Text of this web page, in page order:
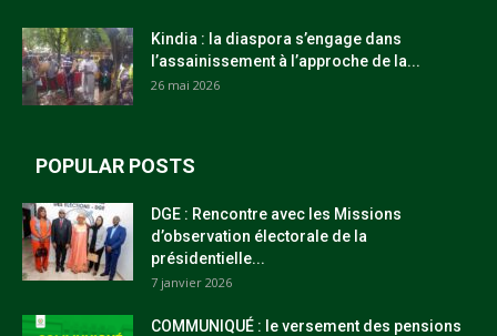
Kindia : la diaspora s’engage dans
l’assainissement à l’approche de la...
26 mai 2026
POPULAR POSTS
DGE : Rencontre avec les Missions
d’observation électorale de la
présidentielle...
7 janvier 2026
COMMUNIQUÉ : le versement des pensions